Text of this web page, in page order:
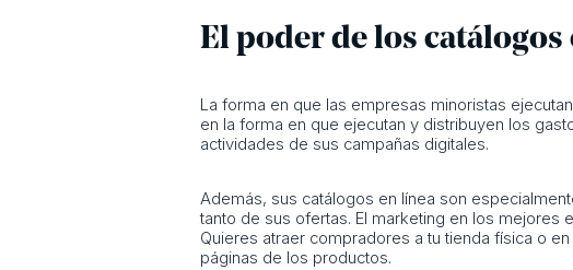
El poder de los
La forma en que las empresas minoristas
en la forma en que ejecutan y distribuyen los
actividades de sus campañas digitales.
Además, sus catálogos en línea son
tanto de sus ofertas. El marketing en los
Quieres atraer compradores a tu tienda física o
páginas de los productos.